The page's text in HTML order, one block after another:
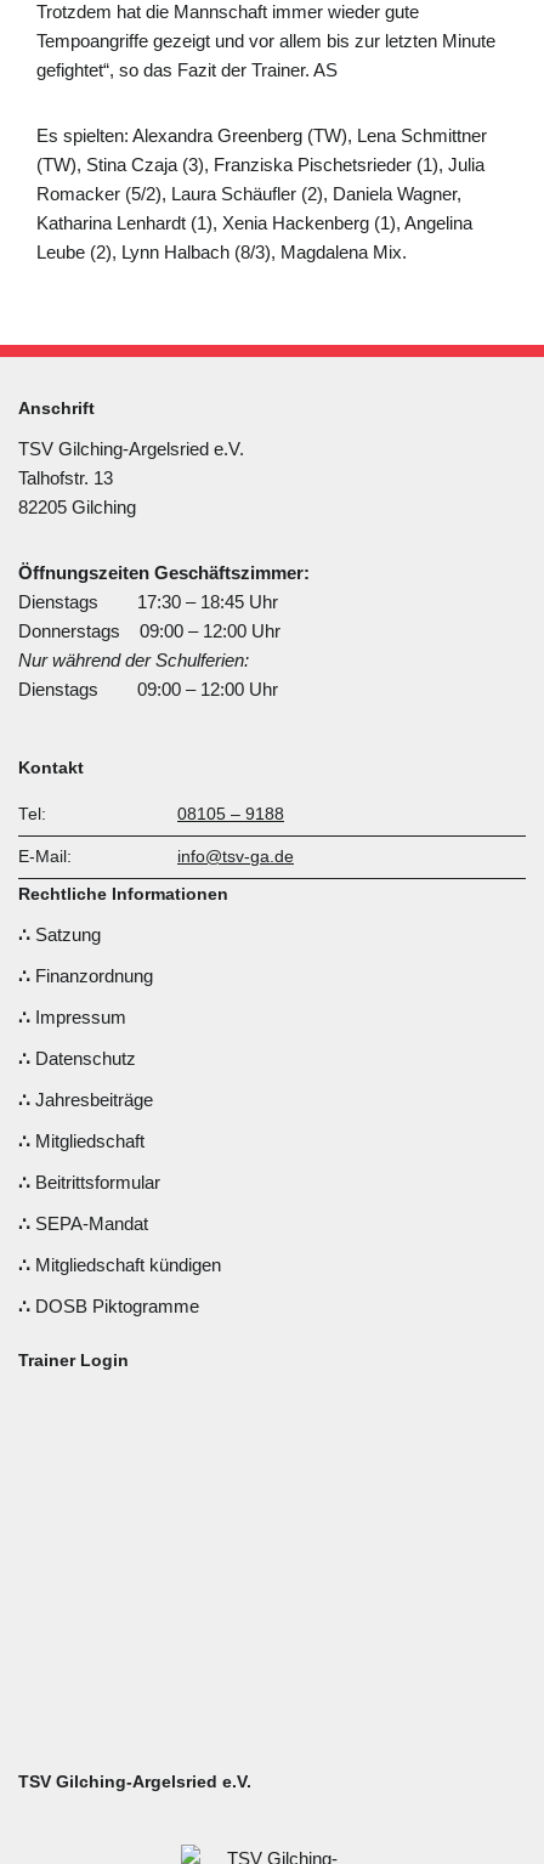
Trotzdem hat die Mannschaft immer wieder gute
Tempoangriffe gezeigt und vor allem bis zur letzten Minute
gefightet“, so das Fazit der Trainer. AS
Es spielten: Alexandra Greenberg (TW), Lena Schmittner
(TW), Stina Czaja (3), Franziska Pischetsrieder (1), Julia
Romacker (5/2), Laura Schäufler (2), Daniela Wagner,
Katharina Lenhardt (1), Xenia Hackenberg (1), Angelina
Leube (2), Lynn Halbach (8/3), Magdalena Mix.
Anschrift
TSV Gilching-Argelsried e.V.
Talhofstr. 13
82205 Gilching
Öffnungszeiten Geschäftszimmer:
Dienstags 17:30 – 18:45 Uhr
Donnerstags 09:00 – 12:00 Uhr
Nur während der Schulferien:
Dienstags 09:00 – 12:00 Uhr
Kontakt
Tel: 08105 – 9188
E-Mail: info@tsv-ga.de
Rechtliche Informationen
Satzung
Finanzordnung
Impressum
Datenschutz
Jahresbeiträge
Mitgliedschaft
Beitrittsformular
SEPA-Mandat
Mitgliedschaft kündigen
DOSB Piktogramme
Trainer Login
TSV Gilching-Argelsried e.V.